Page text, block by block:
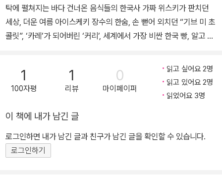
사》, 《장수한 영조의 식생활》, 《밥상을 차리다》, 《조선 지식인이 읽
은 요리책》(공저), 《한국인은 왜 이렇게 먹을까?》, 《조선의 미식가
들》, 《백년식사》, 《음식을 공부합니다》, 《그림으로 맛보는 조선음식
사》를 우리말로 옮겼고, ‘식탁 위의 글로벌 히스토리’ 시리즈(전 10
권)와 《옥스퍼드 음식의 역사》를 감수하고 한국어판 특집글을 썼다.
탁에 펼쳐지는 바다 건너온 음식들의 한국사 가짜 위스키가 판치던
세상, 더운 여름 아이스케키 장수의 한숨, 손 뻗어 외치던 “기브 미 초
콜릿”, ‘카레’가 되어버린 ‘커리’, 세계에서 가장 비싼 한국 빵, 알고 보
다르지만, 한국인의 식탁에 올라 우리의 입맛을 사로잡은 수많은 글
로벌 푸드! 믿고 보는 음식인문학자 주영하 교수의 안내로 한반도에
온 외래 음식의 역사를 맛보자. 아홉 가지 글로벌 푸드가 만든 달고 짜
드는 언제 어떻게 한반도에 들어왔을까? ―한국 음식사 속 글로벌 푸
드 이 책은 한국 고유의 음식이 아닌데도 한국인이 자연스럽게 먹고
마시는 글로벌 푸드 중 위스키, 아이스크림, 초콜릿, 피자, 커리, 우유,
빵, 차, 향신료의 한국사를 다룬 것이다. 고대부터 이어진 사람의 이동
1
100자평
1
리뷰
0
마이페이퍼
읽고 싶어요 2명
읽고 있어요 2명
읽었어요 3명
이 책에 내가 남긴 글
로그인하면 내가 남긴 글과 친구가 남긴 글을 확인할 수 있습니다.
로그인하기